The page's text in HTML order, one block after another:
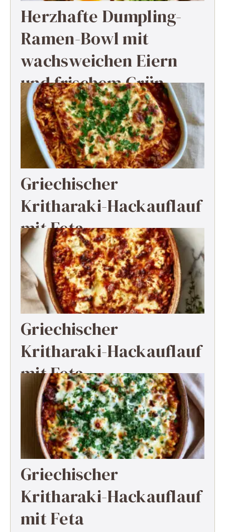
Herzhafte Dumpling-
Ramen-Bowl mit
wachsweichen Eiern
und frischem Grün
Griechischer
Kritharaki-Hackauflauf
mit Feta
Griechischer
Kritharaki-Hackauflauf
mit Feta
Griechischer
Kritharaki-Hackauflauf
mit Feta